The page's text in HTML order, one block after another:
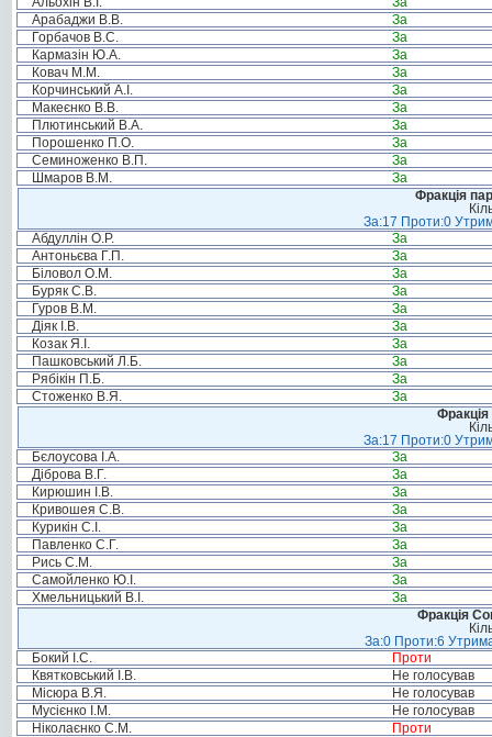
Арабаджи В.В.
За
Горбачов В.С.
За
Кармазін Ю.А.
За
Ковач М.М.
За
Корчинський А.І.
За
Макеєнко В.В.
За
Плютинський В.А.
За
Порошенко П.О.
За
Семиноженко В.П.
За
Шмаров В.М.
За
Фракція
За:17 Проти:0
Абдуллін О.Р.
За
Антоньєва Г.П.
За
Біловол О.М.
За
Буряк С.В.
За
Гуров В.М.
За
Діяк І.В.
За
Козак Я.І.
За
Пашковський Л.Б.
За
Рябікін П.Б.
За
Стоженко В.Я.
За
Фракція
За:17 Проти:0
Бєлоусова І.А.
За
Діброва В.Г.
За
Кирюшин І.В.
За
Кривошея С.В.
За
Курикін С.І.
За
Павленко С.Г.
За
Рись С.М.
За
Самойленко Ю.І.
За
Хмельницький В.І.
За
Фракція
За:0 Проти:6
Бокий І.С.
Проти
Квятковський І.В.
Не голосував
Місюра В.Я.
Не голосував
Мусієнко І.М.
Не голосував
Ніколаєнко С.М.
Проти